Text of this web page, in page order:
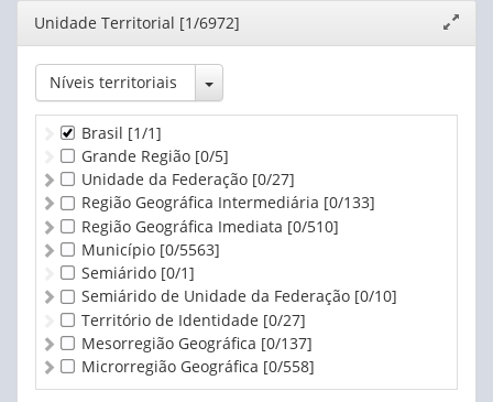
De 10.000 ha e mais
Editor
janela
Unidade Territorial [1/6972]
Níveis territoriais Toggle Dropdown
Brasil [1/1]
Grande Região [0/5]
Unidade da Federação [0/27]
Região Geográfica Intermediária [0/133]
Região Geográfica Imediata [0/510]
Município [0/5563]
Semiárido [0/1]
Semiárido de Unidade da Federação [0/10]
Território de Identidade [0/27]
Mesorregião Geográfica [0/137]
Microrregião Geográfica [0/558]